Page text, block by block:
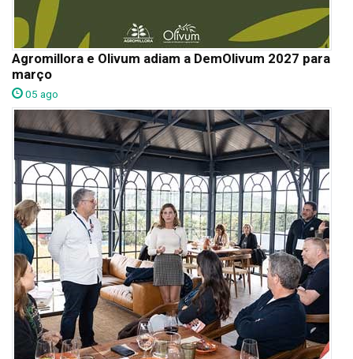
Agromillora e Olivum adiam a DemOlivum 2027 para
março
05 ago